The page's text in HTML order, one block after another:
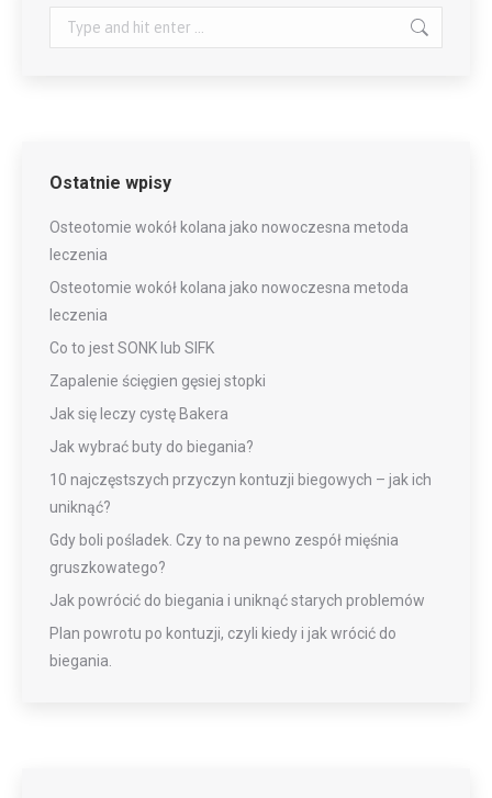
Search:
Ostatnie wpisy
Osteotomie wokół kolana jako nowoczesna metoda
leczenia
Osteotomie wokół kolana jako nowoczesna metoda
leczenia
Co to jest SONK lub SIFK
Zapalenie ścięgien gęsiej stopki
Jak się leczy cystę Bakera
Jak wybrać buty do biegania?
10 najczęstszych przyczyn kontuzji biegowych – jak ich
uniknąć?
Gdy boli pośladek. Czy to na pewno zespół mięśnia
gruszkowatego?
Jak powrócić do biegania i uniknąć starych problemów
Plan powrotu po kontuzji, czyli kiedy i jak wrócić do
biegania.